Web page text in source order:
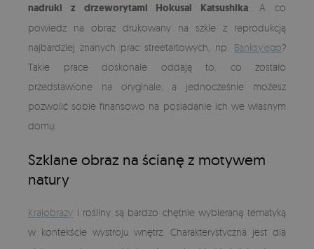
nadruki z drzeworytami Hokusai Katsushika . A co
powiedz na obraz drukowany na szkle z reprodukcją
najbardziej znanych prac streetartowych, np. Banksy’ego?
Takie prace doskonale oddają to, co zostało
przedstawione na oryginale, a jednocześnie możesz
pozwolić sobie finansowo na posiadanie ich we własnym
domu.
Szklane obraz na ścianę z motywem
natury
Krajobrazy i rośliny są bardzo chętnie wybieraną tematyką
w kontekście wystroju wnętrz. Charakterystyczna jest dla